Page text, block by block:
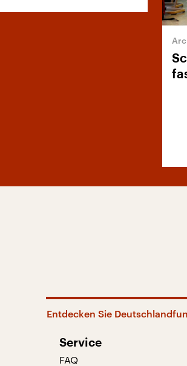
Entdecken Sie
Service
FAQ